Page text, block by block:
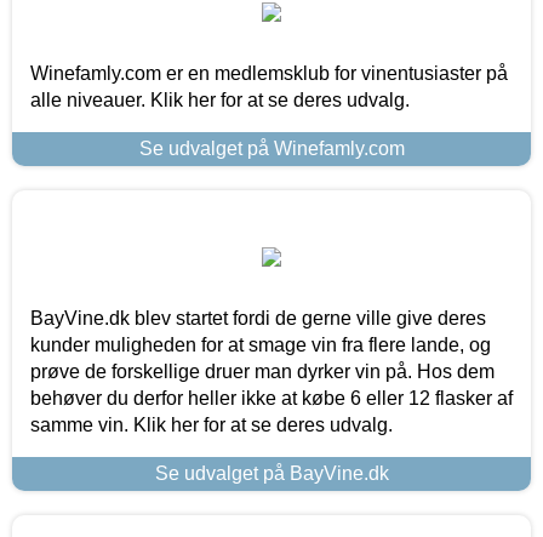
Winefamly.com er en medlemsklub for vinentusiaster på
alle niveauer. Klik her for at se deres udvalg.
Se udvalget på Winefamly.com
BayVine.dk blev startet fordi de gerne ville give deres
kunder muligheden for at smage vin fra flere lande, og
prøve de forskellige druer man dyrker vin på. Hos dem
behøver du derfor heller ikke at købe 6 eller 12 flasker af
samme vin. Klik her for at se deres udvalg.
Se udvalget på BayVine.dk